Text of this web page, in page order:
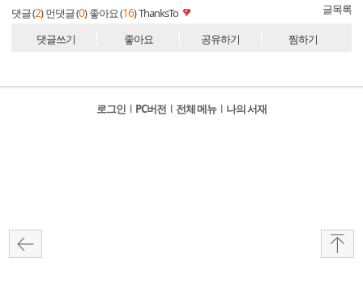
댓글 (2) 먼댓글 (0) 좋아요 (16)ThanksTo 글목록
댓글쓰기 좋아요 공유하기 찜하기
로그인 l PC버전 l 전체 메뉴 l 나의 서재